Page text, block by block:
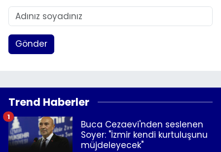
Gönder
Trend Haberler
Buca Cezaevi'nden seslenen
Soyer: "İzmir kendi kurtuluşunu
müjdeleyecek"
1